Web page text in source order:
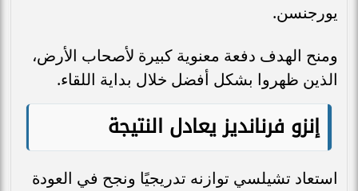
يورجنسن.
ومنح الهدف دفعة معنوية كبيرة لأصحاب الأرض،
الذين ظهروا بشكل أفضل خلال بداية اللقاء.
إنزو فرنانديز يعادل النتيجة
استعاد تشيلسي توازنه تدريجيًا ونجح في العودة